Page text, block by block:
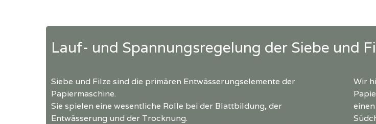
Lauf- und Spannungsregelung der Siebe und
Siebe und Filze sind die primären Entwässerungselemente der
Papiermaschine.
Sie spielen eine wesentliche Rolle bei der Blattbildung, der
Entwässerung und der Trocknung.
Wir